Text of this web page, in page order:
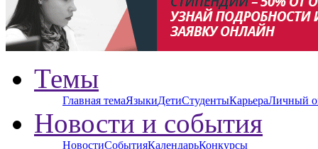
Темы
Главная темаЯзыкиДетиСтудентыКарьераЛичный
Новости и события
НовостиСобытияКалендарьКонкурсы